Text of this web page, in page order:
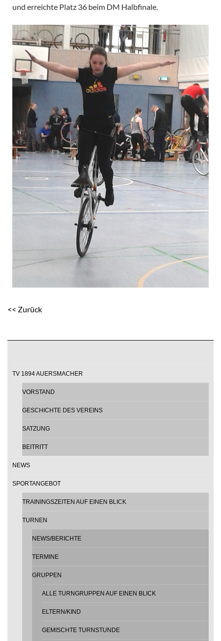
und erreichte Platz 36 beim DM Halbfinale.
<< Zurück
TV 1894 AUERSMACHER
VORSTAND
GESCHICHTE DES VEREINS
SATZUNG
BEITRITT
NEWS
SPORTANGEBOT
TRAININGSZEITEN AUF EINEN BLICK
TURNEN
NEWS/BERICHTE
TERMINE
GRUPPEN
ALLE TURNGRUPPEN AUF EINEN BLICK
ELTERN/KIND
GEMISCHTE TURNSTUNDE